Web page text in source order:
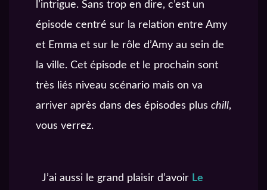
l’intrigue. Sans trop en dire, c’est un
épisode centré sur la relation entre Amy
et Emma et sur le rôle d’Amy au sein de
la ville. Cet épisode et le prochain sont
très liés niveau scénario mais on va
arriver après dans des épisodes plus chill,
vous verrez.
J’ai aussi le grand plaisir d’avoir Le